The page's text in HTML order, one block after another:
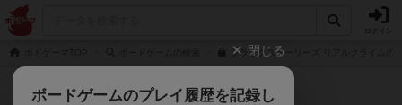
ブラックストーリーズ リアルクライムの
閉じる
ボードゲームのプレイ履歴を記録し